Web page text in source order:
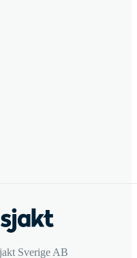
Sverige AB